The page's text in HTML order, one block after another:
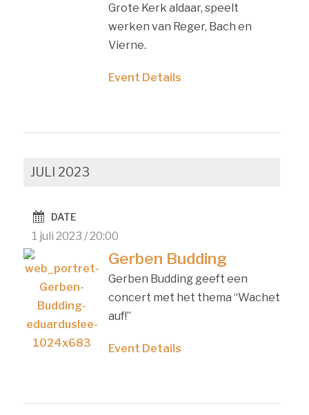
Grote Kerk aldaar, speelt
werken van Reger, Bach en
Vierne.
Event Details
JULI 2023
DATE
1 juli 2023 / 20:00
Gerben Budding
Gerben Budding geeft een
concert met het thema “Wachet
auf!”
Event Details